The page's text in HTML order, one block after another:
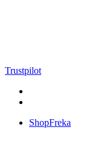
Trustpilot
ShopFreka